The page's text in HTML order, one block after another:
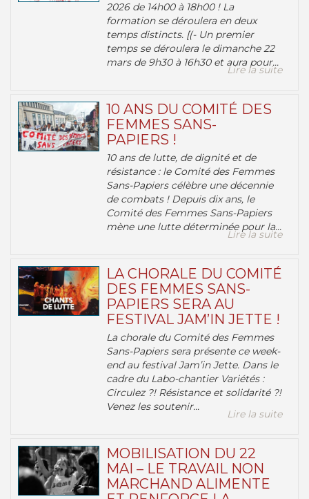
2026 de 14h00 à 18h00 ! La
formation se déroulera en deux
temps distincts. [(- Un premier
temps se déroulera le dimanche 22
mars de 9h30 à 16h30 et aura pour...
Lire la suite
10 ANS DU COMITÉ DES
FEMMES SANS-
PAPIERS !
10 ans de lutte, de dignité et de
résistance : le Comité des Femmes
Sans-Papiers célèbre une décennie
de combats ! Depuis dix ans, le
Comité des Femmes Sans-Papiers
mène une lutte déterminée pour la...
Lire la suite
LA CHORALE DU COMITÉ
DES FEMMES SANS-
PAPIERS SERA AU
FESTIVAL JAM’IN JETTE !
La chorale du Comité des Femmes
Sans-Papiers sera présente ce week-
end au festival Jam’in Jette. Dans le
cadre du Labo-chantier Variétés :
Circulez ?! Résistance et solidarité ?!
Venez les soutenir...
Lire la suite
MOBILISATION DU 22
MAI – LE TRAVAIL NON
MARCHAND ALIMENTE